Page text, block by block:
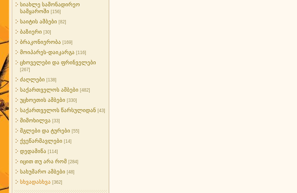
სიახლე სამონადირეო
სამყაროში [156]
საიტის ამბები [82]
ბაზიერი [30]
ბრაკონიერობა [169]
მოიპარეს-დაიკარგა [116]
ცხოველები და ფრინველები
[267]
ძაღლები [138]
საქართველოს ამბები [482]
უცხოეთის ამბები [330]
საქართველოს წარსულიდან [43]
მიმოხილვა [33]
მგლები და ტურები [55]
ქვეწარმავლები [14]
დედამიწა [114]
იცით თუ არა რომ [284]
სახუმარო ამბები [48]
სხვადასხვა [362]